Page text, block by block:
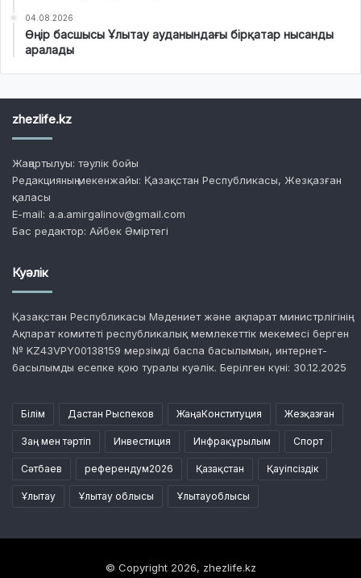
04.08.2026
Өңір басшысы Ұлытау ауданындағы бірқатар нысанды
аралады
zhezlife.kz
Жаңартылуы: тәулік бойы
Редакцияның мекенжайы: Қазақстан Республикасы, Жезқазған
қаласы
E-mail: a.a.amirgalinov@gmail.com
Бас редактор: Айбек Әміртегі
Куәлік
Қазақстан Республикасы Мәдениет және ақпарат министрлігінің
Ақпарат комитеті республикалық мемлекеттік мекемесі берген
№ KZ43VPY00138159 мерзімді баспа басылымын, интернет-
басылымды есепке қою туралы куәлік. Берілген күні: 30.12.2025
Білім Дастан Рыспеков ЖаңаКонституция Жезқазған
Заң мен тәртіп Инвестиция Инфрақұрылым Спорт
Сәтбаев референдум2026 Қазақстан Қауіпсіздік
Ұлытау Ұлытау облысы Ұлытауоблысы
© Copyright 2026, zhezlife.kz